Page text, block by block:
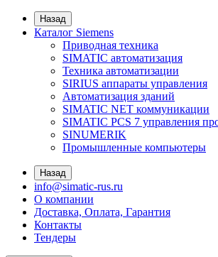
Назад
Каталог Siemens
Приводная техника
SIMATIC автоматизация
Техника автоматизации
SIRIUS аппараты управления
Автоматизация зданий
SIMATIC NET коммуникации
SIMATIC PCS 7 управления
SINUMERIK
Промышленные компьютеры
Назад
info@simatic-rus.ru
О компании
Доставка, Оплата, Гарантия
Контакты
Тендеры